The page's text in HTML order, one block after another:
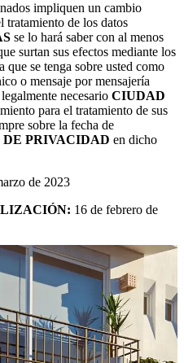
impliquen un cambio
tratamiento de los datos
se lo hará saber con al menos
surtan sus efectos mediante los
se tenga sobre usted como
o mensaje por mensajería
necesario CIUDAD
para el tratamiento de sus
sobre la fecha de
DE PRIVACIDAD en dicho
de 2023
16 de febrero de